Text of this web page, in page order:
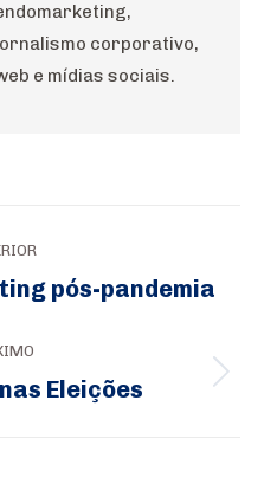
corporativo,
e mídias sociais.
pós-pandemia
PróximoEleições